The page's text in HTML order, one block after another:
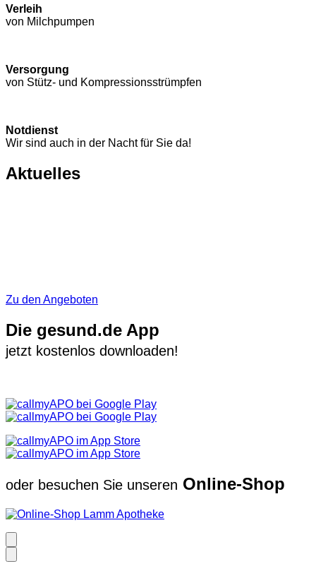
Verleih
von Milchpumpen
Versorgung
von Stütz- und Kompressions­strümpfen
Notdienst
Wir sind auch in der Nacht für Sie da!
Aktuelles
Zu den Angeboten
Die gesund.de App
jetzt kostenlos downloaden!
oder besuchen Sie unseren Online-Shop